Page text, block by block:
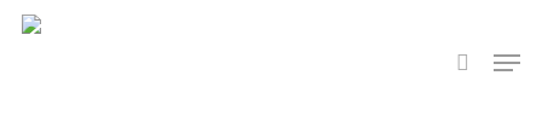
Skip
search
Menu